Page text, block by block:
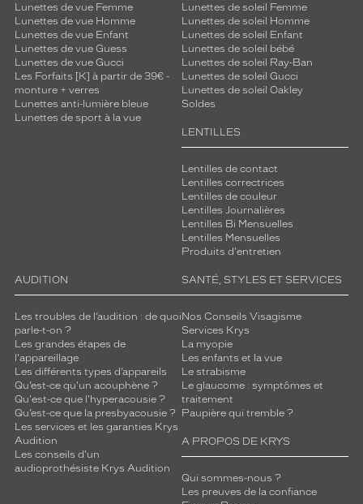
Lunettes de vue Femme
Lunettes de vue Homme
Lunettes de vue Enfant
Lunettes de vue Guess
Lunettes de vue Gucci
Les Forfaits [K] à partir de 39€ -
monture + verres
Lunettes anti-lumière bleue
Lunettes de sport à la vue
Lunettes de soleil Femme
Lunettes de soleil Homme
Lunettes de soleil Enfant
Lunettes de soleil bébé
Lunettes de soleil Ray-Ban
Lunettes de soleil Gucci
Lunettes de soleil Oakley
Soldes
LENTILLES
Lentilles de contact
Lentilles correctrices
Lentilles de couleur
Lentilles Journalières
Lentilles Bi Mensuelles
Lentilles Mensuelles
Produits d'entretien
AUDITION
Les troubles de l’audition : de quoi
parle-t-on ?
Les grandes étapes de
l'appareillage
Les différents types d’appareils
Qu’est-ce qu'un acouphène ?
Qu'est-ce que l'hyperacousie ?
Qu’est-ce que la presbyacousie ?
Les services et les garanties Krys
Audition
Les conseils d'un
audioprothésiste Krys Audition
SANTÉ, STYLES ET SERVICES
Nos Conseils Visagisme
Services Krys
La myopie
Les enfants et la vue
Le strabisme
Le glaucome : symptômes et
traitement
Paupière qui tremble ?
A PROPOS DE KRYS
Qui sommes-nous ?
Les preuves de la confiance